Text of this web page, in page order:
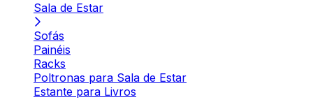
Sala de Estar
Sofás
Painéis
Racks
Poltronas para Sala de Estar
Estante para Livros